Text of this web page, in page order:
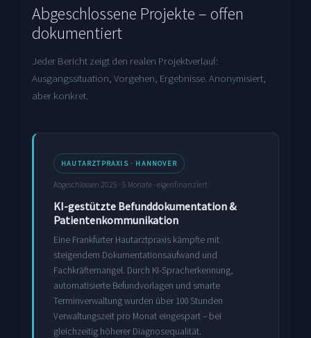
Abgeschlossene Projekte – offen
dokumentiert
Jeder Bericht zeigt den realen Projektverlauf:
Ausgangssituation, Vorgehen, Ergebnisse. Anonymisiert,
aber konkret.
HAUTARZTPRAXIS · HANNOVER
Abgeschlossen 2025 · 5 Monate · eigenfinanziert
KI-gestützte Befunddokumentation &
Patientenkommunikation
Eine Frankfurter Hautarztpraxis kämpfte mit
steigendem Dokumentationsaufwand und
Fachkräftemangel. Durch KI-Spracherkennung,
automatisierte Befundvorlagen und smarte
Terminverwaltung wurden über 100 Stunden
Verwaltungszeit pro Monat eingespart – bei
gleichzeitig höherer Diagnosequalität.